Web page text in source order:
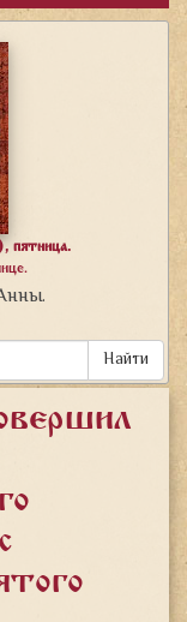
пятница.
Найти